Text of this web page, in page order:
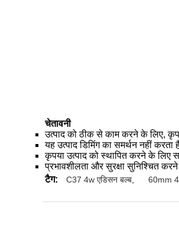
चेतावनी
उत्पाद को ठीक से काम करने के लिए,
यह उत्पाद डिमिंग का समर्थन नहीं करता
कृपया उत्पाद को स्थापित करने के लिए
प्रभावशीलता और सुरक्षा सुनिश्चित
टैग:
C37 4w एडिसन बल्ब 60mm